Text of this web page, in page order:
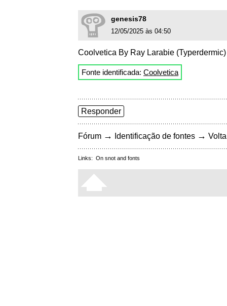
genesis78
12/05/2025 às 04:50
Coolvetica By Ray Larabie (Typerdermic)
Fonte identificada: Coolvetica
Responder
Fórum → Identificação de fontes →
Links: On snot and fonts